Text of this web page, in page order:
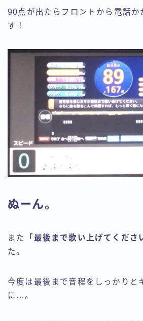
90点が出たらフロントから電話か
す！
ぬーん。
また 「最後まで歌い上げてくださ
た。
今度は最後まで音程をしっかりと
に…。